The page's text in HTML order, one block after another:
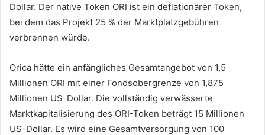
Dollar. Der native Token ORI ist ein deflationärer Token,
bei dem das Projekt 25 % der Marktplatzgebühren
verbrennen würde.
Orica hätte ein anfängliches Gesamtangebot von 1,5
Millionen ORI mit einer Fondsobergrenze von 1,875
Millionen US-Dollar. Die vollständig verwässerte
Marktkapitalisierung des ORI-Token beträgt 15 Millionen
US-Dollar. Es wird eine Gesamtversorgung von 100